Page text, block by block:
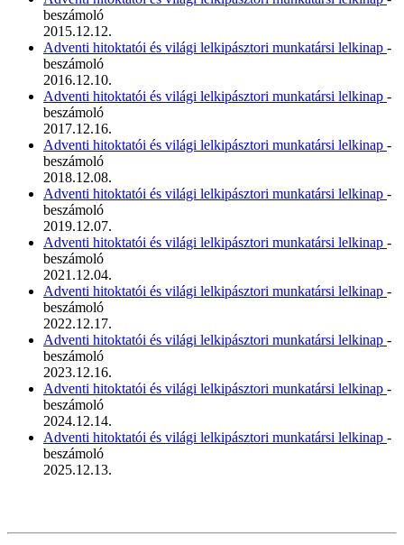
beszámoló
2015.12.12.
Adventi hitoktatói és világi lelkipásztori munkatársi lelkinap -
beszámoló
2016.12.10.
Adventi hitoktatói és világi lelkipásztori munkatársi lelkinap -
beszámoló
2017.12.16.
Adventi hitoktatói és világi lelkipásztori munkatársi lelkinap -
beszámoló
2018.12.08.
Adventi hitoktatói és világi lelkipásztori munkatársi lelkinap -
beszámoló
2019.12.07.
Adventi hitoktatói és világi lelkipásztori munkatársi lelkinap -
beszámoló
2021.12.04.
Adventi hitoktatói és világi lelkipásztori munkatársi lelkinap -
beszámoló
2022.12.17.
Adventi hitoktatói és világi lelkipásztori munkatársi lelkinap -
beszámoló
2023.12.16.
Adventi hitoktatói és világi lelkipásztori munkatársi lelkinap -
beszámoló
2024.12.14.
Adventi hitoktatói és világi lelkipásztori munkatársi lelkinap -
beszámoló
2025.12.13.